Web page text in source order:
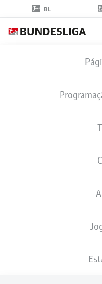
BL
FÖHRENBACH